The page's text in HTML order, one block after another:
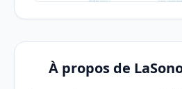
À propos de